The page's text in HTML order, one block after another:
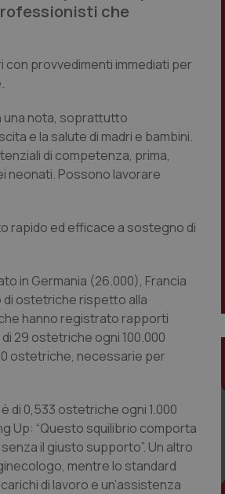
che
con provvedimenti immediati per
una nota, soprattutto
e la salute di madri e bambini.
di competenza, prima,
neonati. Possono lavorare
rapido ed efficace a sostegno di
in Germania (26.000), Francia
di ostetriche rispetto alla
hanno registrato rapporti
29 ostetriche ogni 100.000
ostetriche, necessarie per
di 0,533 ostetriche ogni 1.000
Up: “Questo squilibrio comporta
il giusto supporto”. Un altro
mentre lo standard
di lavoro e un’assistenza